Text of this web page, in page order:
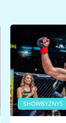
SHOWBYZNYS